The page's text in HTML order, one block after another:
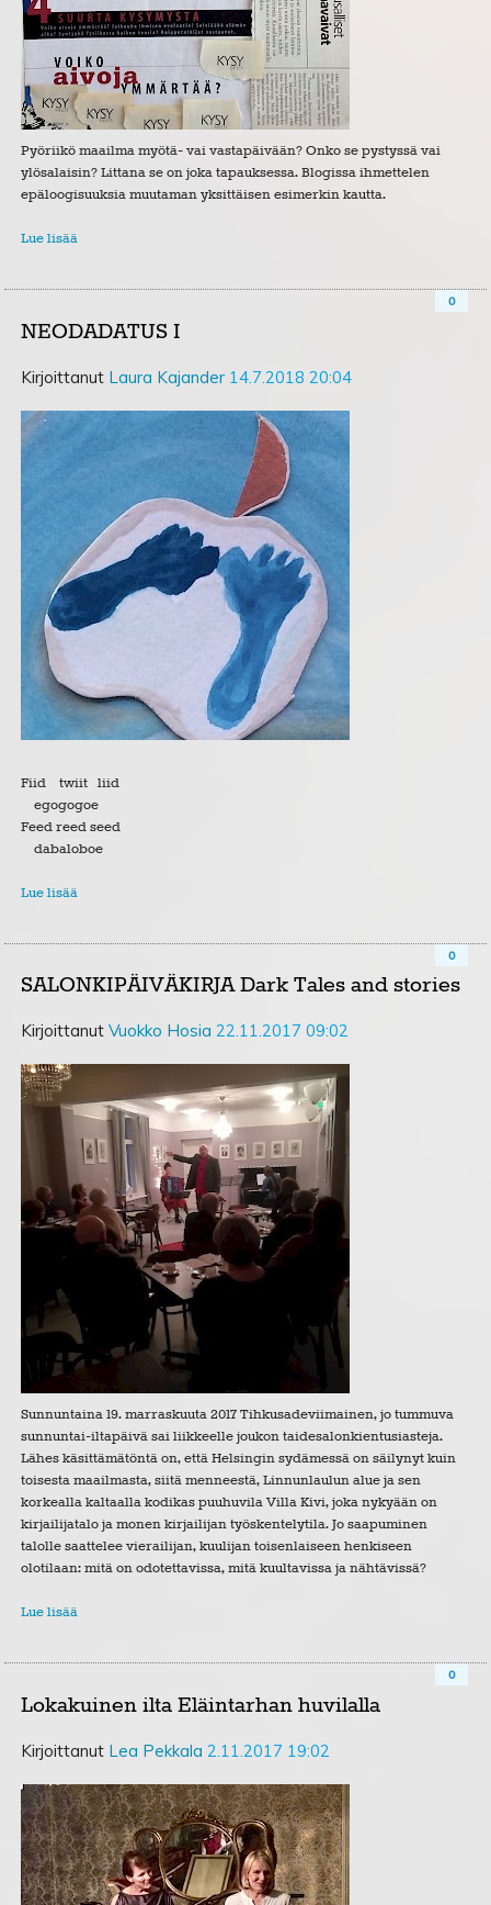
Pyöriikö maailma myötä- vai vastapäivään? Onko se pystyssä vai
ylösalaisin? Littana se on joka tapauksessa. Blogissa ihmettelen
epäloogisuuksia muutaman yksittäisen esimerkin kautta.
Lue lisää
0
NEODADATUS I
Kirjoittanut Laura Kajander 14.7.2018 20:04
Fiid twiit liid
egogogoe
Feed reed seed
dabaloboe
Lue lisää
0
SALONKIPÄIVÄKIRJA Dark Tales and stories
Kirjoittanut Vuokko Hosia 22.11.2017 09:02
Sunnuntaina 19. marraskuuta 2017 Tihkusadeviimainen, jo tummuva
sunnuntai-iltapäivä sai liikkeelle joukon taidesalonkientusiasteja.
Lähes käsittämätöntä on, että Helsingin sydämessä on säilynyt kuin
toisesta maailmasta, siitä menneestä, Linnunlaulun alue ja sen
korkealla kaltaalla kodikas puuhuvila Villa Kivi, joka nykyään on
kirjailijatalo ja monen kirjailijan työskentelytila. Jo saapuminen
talolle saattelee vierailijan, kuulijan toisenlaiseen henkiseen
olotilaan: mitä on odotettavissa, mitä kuultavissa ja nähtävissä?
Lue lisää
0
Lokakuinen ilta Eläintarhan huvilalla
Kirjoittanut Lea Pekkala 2.11.2017 19:02